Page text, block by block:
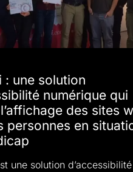
: une solution
numérique qui
des sites
personnes en
une solution d’accessibilité